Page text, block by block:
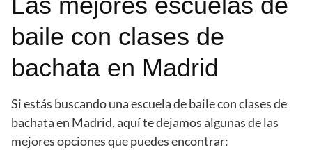
baile con clases de
bachata en Madrid
Si estás buscando una escuela de baile con clases de
bachata en Madrid, aquí te dejamos algunas de las
mejores opciones que puedes encontrar: